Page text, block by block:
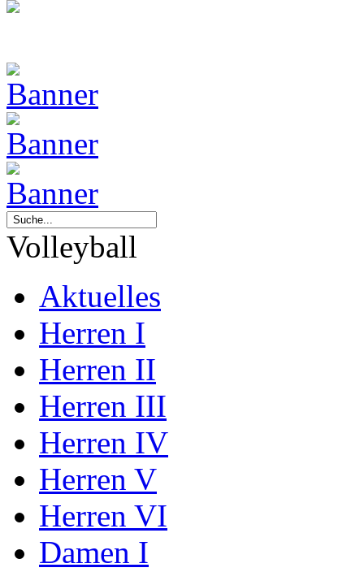
Volleyball
Aktuelles
Herren I
Herren II
Herren III
Herren IV
Herren V
Herren VI
Damen I